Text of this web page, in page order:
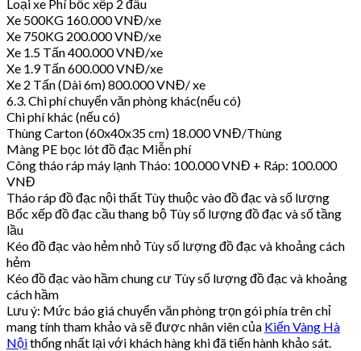
Loại xe Phí bốc xếp 2 đầu
Xe 500KG 160.000 VNĐ/xe
Xe 750KG 200.000 VNĐ/xe
Xe 1.5 Tấn 400.000 VNĐ/xe
Xe 1.9 Tấn 600.000 VNĐ/xe
Xe 2 Tấn (Dài 6m) 800.000 VNĐ/ xe
6.3. Chi phí chuyển văn phòng khác(nếu có)
Chi phí khác (nếu có)
Thùng Carton (60x40x35 cm) 18.000 VNĐ/Thùng
Màng PE bọc lót đồ đạc Miễn phí
Công tháo ráp máy lạnh Tháo: 100.000 VNĐ + Ráp: 100.000
VNĐ
Tháo ráp đồ đạc nội thất Tùy thuộc vào đồ đạc và số lượng
Bốc xếp đồ đạc cầu thang bộ Tùy số lượng đồ đạc và số tầng
lầu
Kéo đồ đạc vào hẻm nhỏ Tùy số lượng đồ đạc và khoảng cách
hẻm
Kéo đồ đạc vào hầm chung cư Tùy số lượng đồ đạc và khoảng
cách hầm
Lưu ý: Mức báo giá chuyển văn phòng trọn gói phía trên chỉ
mang tính tham khảo và sẽ được nhân viên của Kiến Vàng Hà
Nộithống nhất lại với khách hàng khi đã tiến hành khảo sát.